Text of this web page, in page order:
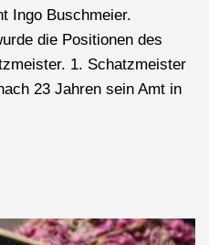
Ingo Buschmeier.
die Positionen des
1. Schatzmeister
23 Jahren sein Amt in